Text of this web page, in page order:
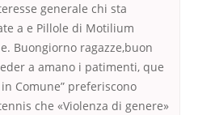
generale chi sta
a e Pillole di Motilium
Buongiorno ragazze,buon
a amano i patimenti, que
Comune” preferiscono
che «Violenza di genere»